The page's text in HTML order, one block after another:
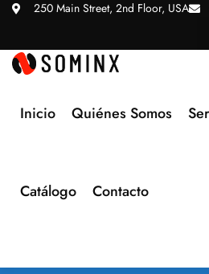
250 Main Street, 2nd Floor, USA
Inicio Quiénes Somos
Catálogo Contacto